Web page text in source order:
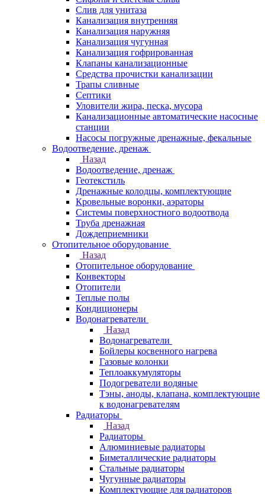
Слив для унитаза
Канализация внутренняя
Канализация наружняя
Канализация чугунная
Канализация гофрированная
Клапаны канализационные
Средства прочистки канализации
Трапы сливные
Септики
Уловители жира, песка, мусора
Канализационные автоматические насосные
станции
Насосы погружные дренажные, фекальные
Водоотведение, дренаж
Назад
Водоотведение, дренаж
Геотекстиль
Дренажные колодцы, комплектующие
Кровельные воронки, аэраторы
Системы поверхностного водоотвода
Труба дренажная
Дождеприемники
Отопительное оборудование
Назад
Отопительное оборудование
Конвекторы
Отопители
Теплые полы
Кондиционеры
Водонагреватели
Назад
Водонагреватели
Бойлеры косвенного нагрева
Газовые колонки
Теплоаккумуляторы
Подогреватели водяные
Тэны, аноды, клапана, комплектующие
к водонагревателям
Радиаторы
Назад
Радиаторы
Алюминиевые радиаторы
Биметаллические радиаторы
Стальные радиаторы
Чугунные радиаторы
Комплектующие для радиаторов